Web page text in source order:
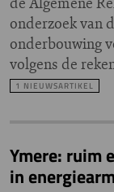
onderzoek van
onderbouwing
volgens de
1 NIEUWSARTIKEL
Ymere: ruim
in